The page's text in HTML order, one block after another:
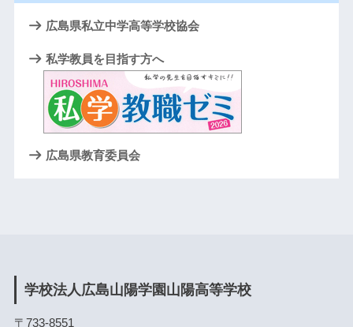
広島県私立中学高等学校協会
私学教員を目指す方へ
広島県教育委員会
学校法人広島山陽学園山陽高等学校
〒733-8551